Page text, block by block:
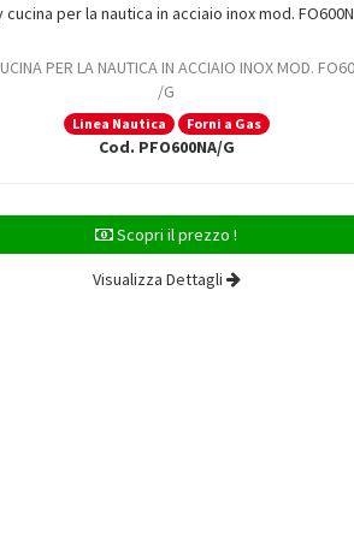
PER LA NAUTICA IN ACCIAIO INOX MOD.
/G
Linea Nautica Forni a Gas
Cod. PFO600NA/G
Scopri il prezzo !
Visualizza Dettagli